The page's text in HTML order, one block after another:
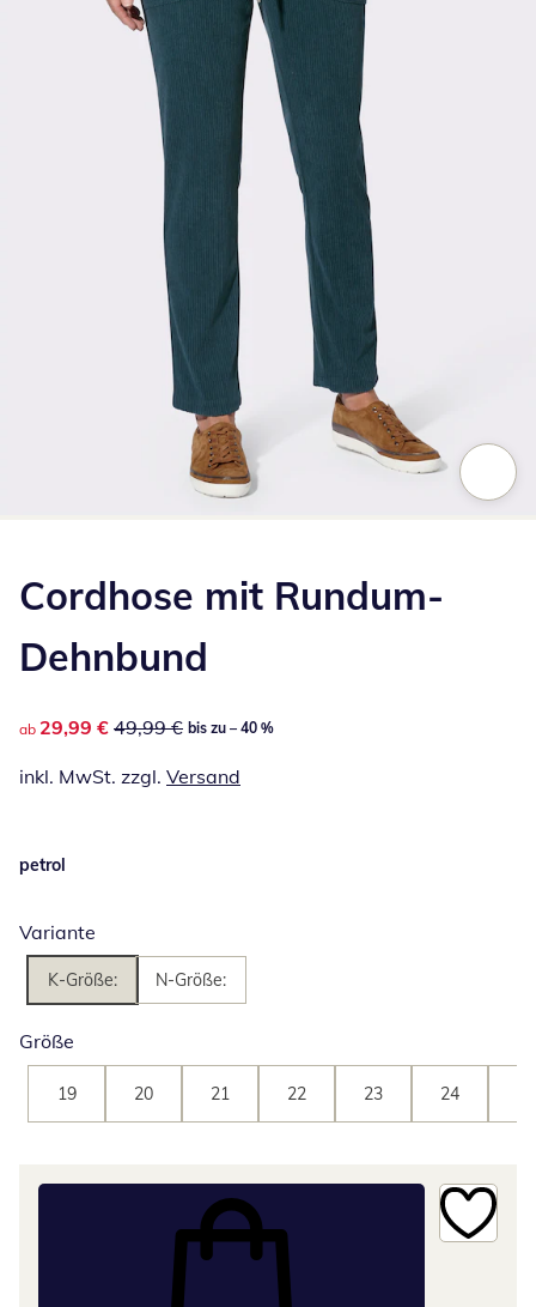
Cordhose mit Rundum-
Dehnbund
reduzierter Preis 29,99 €, vorheriger Preis: 49,99 €
ab 29,99 € 49,99 € bis zu – 40 %
inkl. MwSt. zzgl. Versand
petrol
Variante
K-Größe: N-Größe:
Größe
19 20 21 22 23 24